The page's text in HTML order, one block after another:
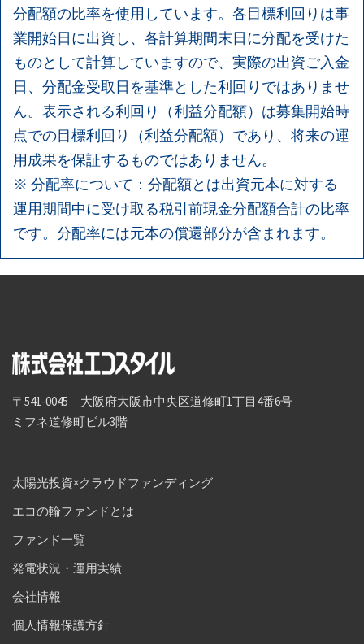
分配額の比率を使用しています。各目標利回りは事
業開始日に出資し、各計算期間末日に分配を受けた
ものとして計算していますので、実際の出資ご入金
日、分配金受取日を基準とした利回りではありませ
ん。表示される利回り（利益分配額）は募集開始時
点での目標利回り（利益分配額）であり、将来の運
用成果を保証するものではありません。
※ 分配率について：分配額とは出資元本に対する
運用期間中に受け取る税引前現金分配額合計の比率
です。分配率には元本の償還部分が含まれます。
〒541-0045 大阪府大阪市中央区道修町1丁目4番6号
ミフネ道修町ビル3階
太陽光投資×クラウドファンディング
エコの輪ファンドとは
ファンド一覧
発電状況・運用実績
会社情報
個人情報保護方針